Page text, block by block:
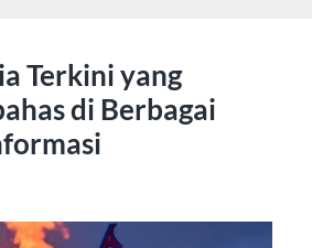
Terkini yang
di Berbagai